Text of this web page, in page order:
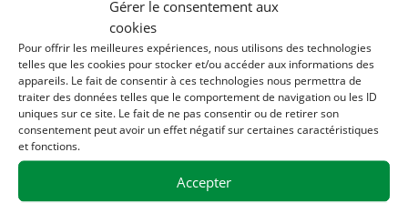
Gérer le consentement aux
cookies
Pour offrir les meilleures expériences, nous utilisons des technologies
telles que les cookies pour stocker et/ou accéder aux informations des
appareils. Le fait de consentir à ces technologies nous permettra de
traiter des données telles que le comportement de navigation ou les ID
uniques sur ce site. Le fait de ne pas consentir ou de retirer son
consentement peut avoir un effet négatif sur certaines caractéristiques
et fonctions.
Accepter
LIEU
Maison de la solidarité
1 rue des filatures
Clisson, 44190 France + Google Map
Téléphone